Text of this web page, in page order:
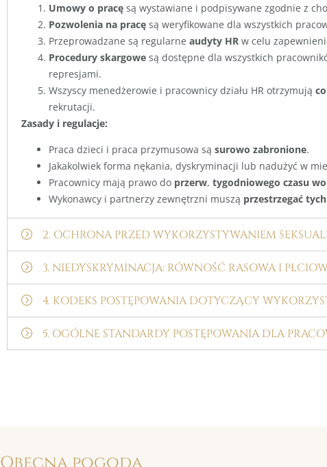
Umowy o pracę są wystawiane i podpisywane zgodnie z
Pozwolenia na pracę są weryfikowane dla wszystkich
Przeprowadzane są regularne audyty HR w celu
Procedury skargowe są dostępne dla wszystkich
represjami.
Wszyscy menedżerowie i pracownicy działu HR otrzymują
rekrutacji.
Zasady i regulacje:
Praca dzieci i praca przymusowa są surowo zabronione.
Jakakolwiek forma nękania, dyskryminacji lub nadużyć w
Pracownicy mają prawo do przerw, tygodniowego czasu
Wykonawcy i partnerzy zewnętrzni muszą przestrzegać
2. OCHRONA PRZED WYKORZYSTYWANIEM
3. NIEDYSKRYMINACJA: RÓWNOŚĆ RASOWA I
4. KODEKS POSTĘPOWANIA DOTYCZĄCY
5. OGÓLNE STANDARDY POSTĘPOWANIA DLA